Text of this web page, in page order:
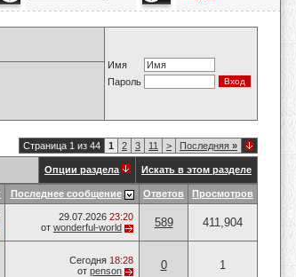
Имя
Пароль
Страница 1 из 44 1 2 3 11 > Последняя »
Опции раздела Искать в этом разделе
Последнее сообщение Ответов Просмотров
29.07.2026 23:20
от wonderful-world 589 411,904
Сегодня 18:28
от penson 0 1